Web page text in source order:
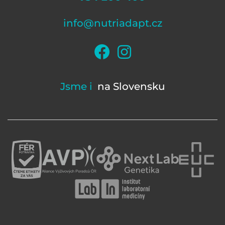
info@nutriadapt.cz
Jsme i na Slovensku